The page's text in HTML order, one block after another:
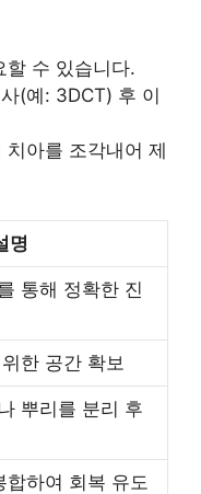
할 수 있습니다.
(예: 3DCT) 후 이
아를 조각내어 제
명
통해 정확한 진
한 공간 확보
뿌리를 분리 후
합하여 회복 유도